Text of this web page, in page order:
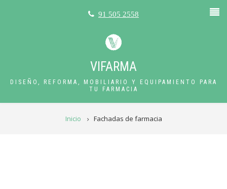
91 505 2558
VIFARMA
DISEÑO, REFORMA, MOBILIARIO Y EQUIPAMIENTO PARA
TU FARMACIA
Inicio Fachadas de farmacia